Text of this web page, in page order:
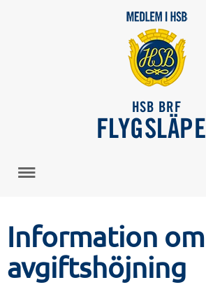
HSB BRF
FLYGSLÄPET
Information om
avgiftshöjning